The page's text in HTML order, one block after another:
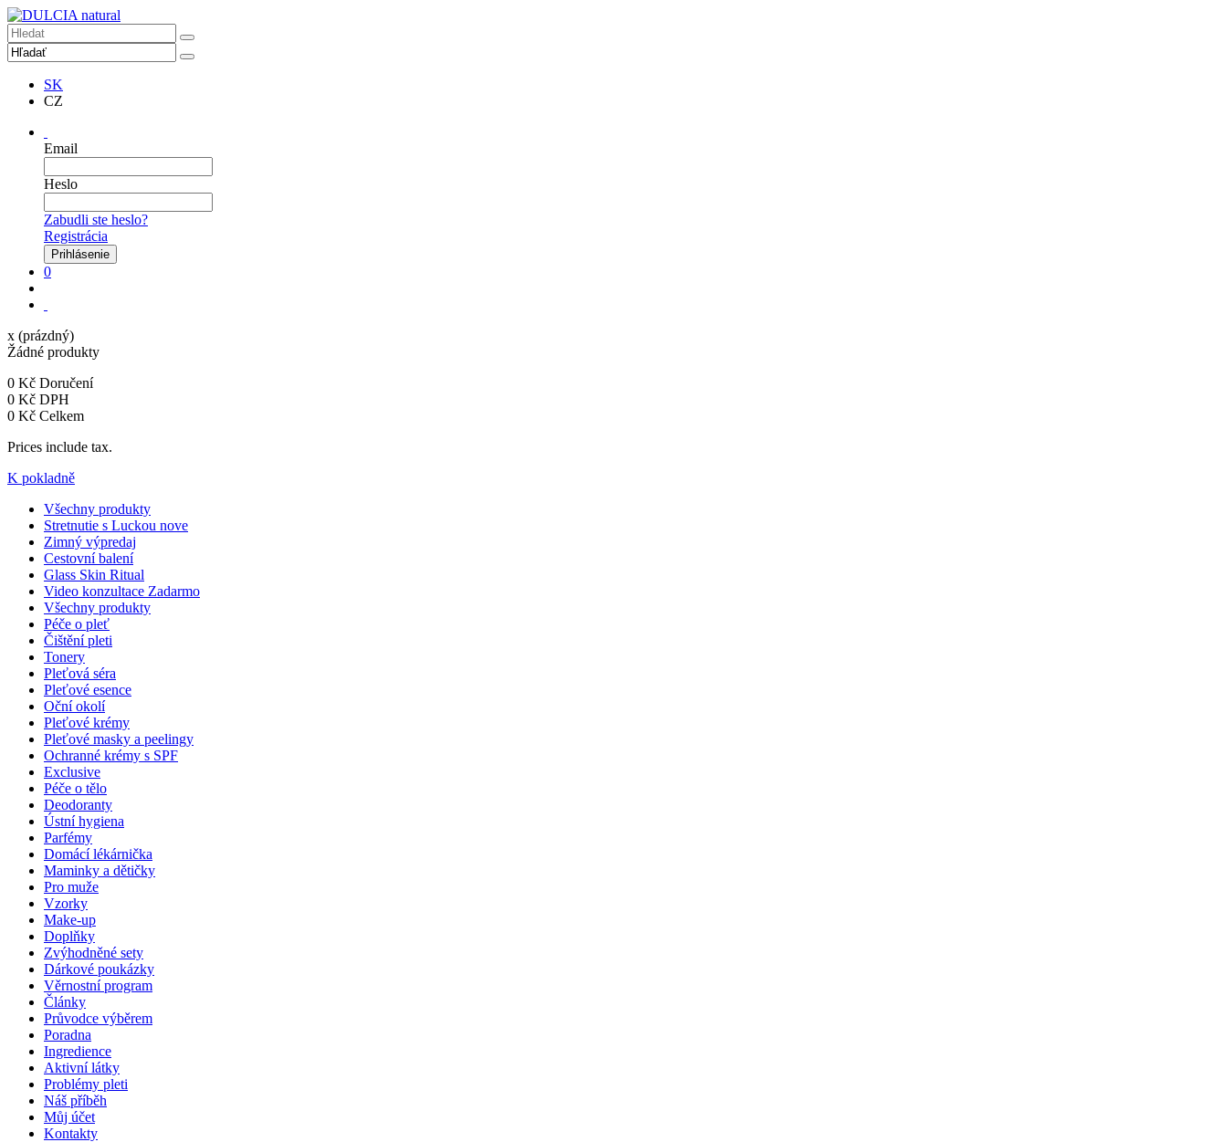
SK
CZ
Email
Heslo
Zabudli ste heslo?
Registrácia
0
x (prázdný)
Žádné produkty
0 Kč Doručení
0 Kč DPH
0 Kč Celkem
Prices include tax.
K pokladně
Všechny produkty
Stretnutie s Luckou nove
Zimný výpredaj
Cestovní balení
Glass Skin Ritual
Video konzultace Zadarmo
Všechny produkty
Péče o pleť
Čištění pleti
Tonery
Pleťová séra
Pleťové esence
Oční okolí
Pleťové krémy
Pleťové masky a peelingy
Ochranné krémy s SPF
Exclusive
Péče o tělo
Deodoranty
Ústní hygiena
Parfémy
Domácí lékárnička
Maminky a dětičky
Pro muže
Vzorky
Make-up
Doplňky
Zvýhodněné sety
Dárkové poukázky
Věrnostní program
Články
Průvodce výběrem
Poradna
Ingredience
Aktivní látky
Problémy pleti
Náš příběh
Můj účet
Kontakty